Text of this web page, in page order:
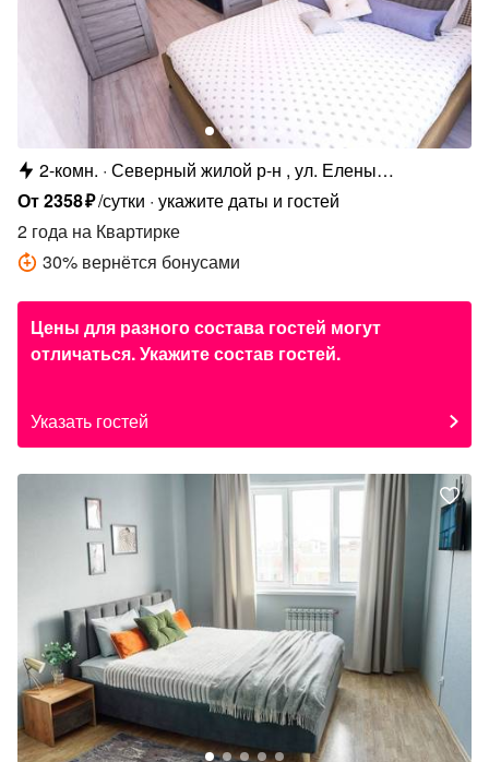
2-комн. Северный жилой р-н , ул. Елены
Колесовой, 26Б
От2358₽/сутки укажите даты и гостей
2 года на Квартирке
30% вернётся бонусами
Цены для разного состава гостей могут
отличаться. Укажите состав гостей.
Указать гостей